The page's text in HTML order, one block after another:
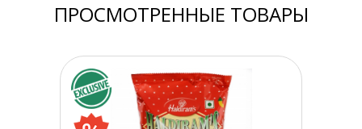
ПРОСМОТРЕННЫЕ ТОВАРЫ